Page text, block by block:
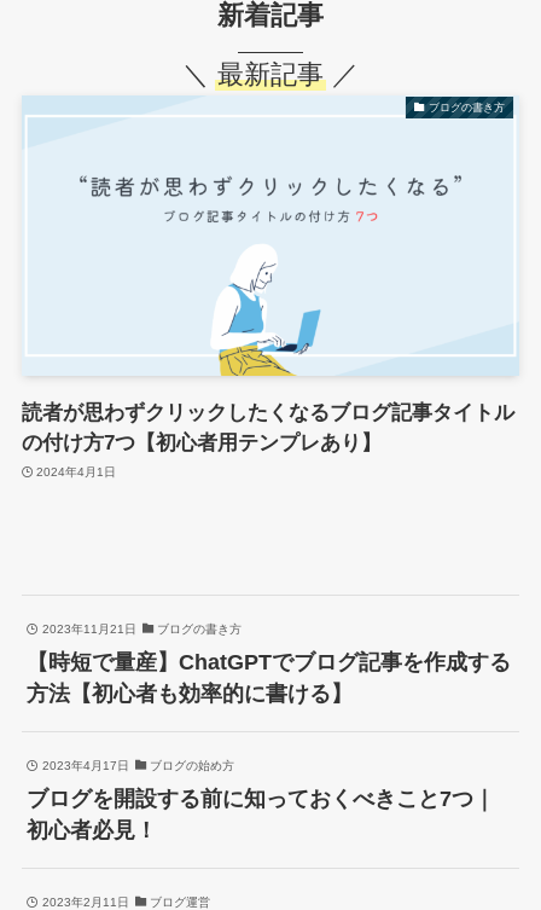
新着記事
＼ 最新記事 ／
ブログの書き方
読者が思わずクリックしたくなるブログ記事タイトル
の付け方7つ【初心者用テンプレあり】
2024年4月1日
2023年11月21日 ブログの書き方
【時短で量産】ChatGPTでブログ記事を作成する
方法【初心者も効率的に書ける】
2023年4月17日 ブログの始め方
ブログを開設する前に知っておくべきこと7つ｜
初心者必見！
2023年2月11日 ブログ運営